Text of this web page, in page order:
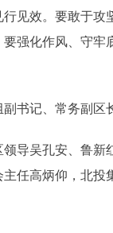
见效。要敢于
强化作风、守
记、常务副区
吴孔安、鲁新
任高炳仰，北投